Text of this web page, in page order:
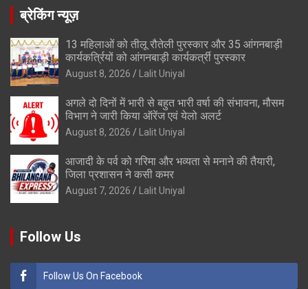
ब्रेकिंग न्यूज़
13 महिलाओं को तीलू रौतेली पुरस्कार और 35 आंगनबाड़ी
कार्यकर्त्रियों को आंगनबाड़ी कार्यकर्त्री पुरस्कार
August 8, 2026 Lalit Uniyal
अगले दो दिनों में भारी से बहुत भारी वर्षा की संभावना, मौसम
विभाग ने जारी किया ऑरेंज एवं येलो अलर्ट
August 8, 2026 Lalit Uniyal
आजादी के पर्व को गरिमा और भव्यता से मनाने की तैयारी,
जिला प्रशासन ने कसी कमर
August 7, 2026 Lalit Uniyal
Follow Us
Follow Us On Facebook